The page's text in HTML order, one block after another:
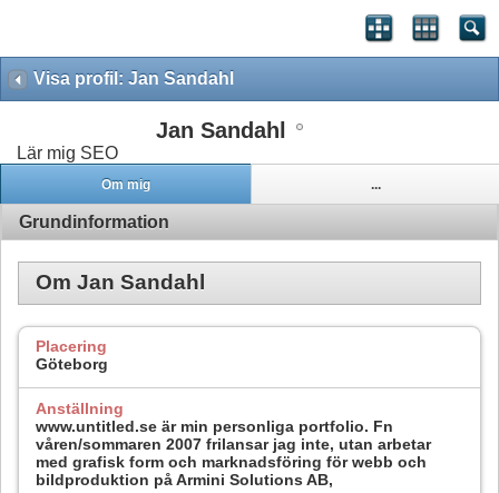
Visa profil: Jan Sandahl
Jan Sandahl
Lär mig SEO
Om mig ...
Grundinformation
Om Jan Sandahl
Placering
Göteborg
Anställning
www.untitled.se är min personliga portfolio. Fn
våren/sommaren 2007 frilansar jag inte, utan arbetar
med grafisk form och marknadsföring för webb och
bildproduktion på Armini Solutions AB,